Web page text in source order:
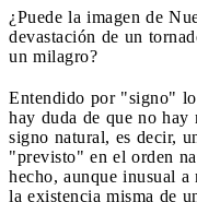
¿Puede la imagen de
devastación de un
un milagro?
Entendido por "signo"
hay duda de que no hay
signo natural, es decir,
"previsto" en el orden
hecho, aunque inusual
la existencia misma de